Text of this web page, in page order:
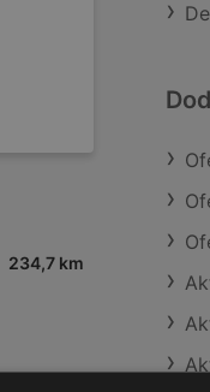
234,7 km